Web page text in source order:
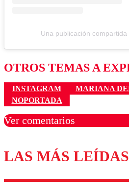
Una publicación
OTROS TEMAS A
INSTAGRAM
MARIANA
NOPORTADA
Ver comentarios
Los comentarios son
diálogo
LAS MÁS LEÍDAS